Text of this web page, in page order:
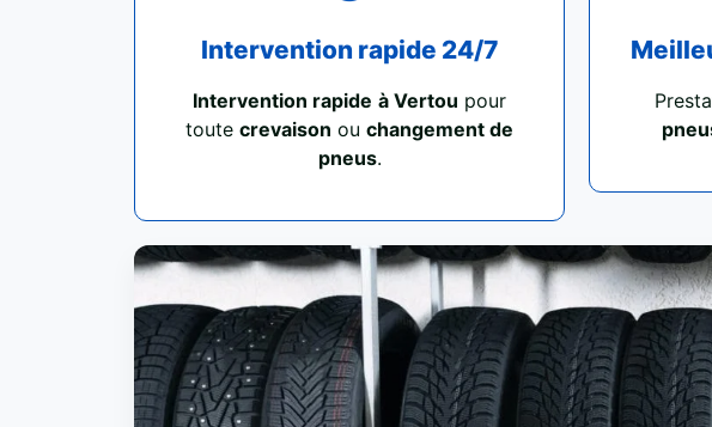
Intervention rapide 24/7
Intervention rapide à Vertou pour
toute crevaison ou changement de
pneus.